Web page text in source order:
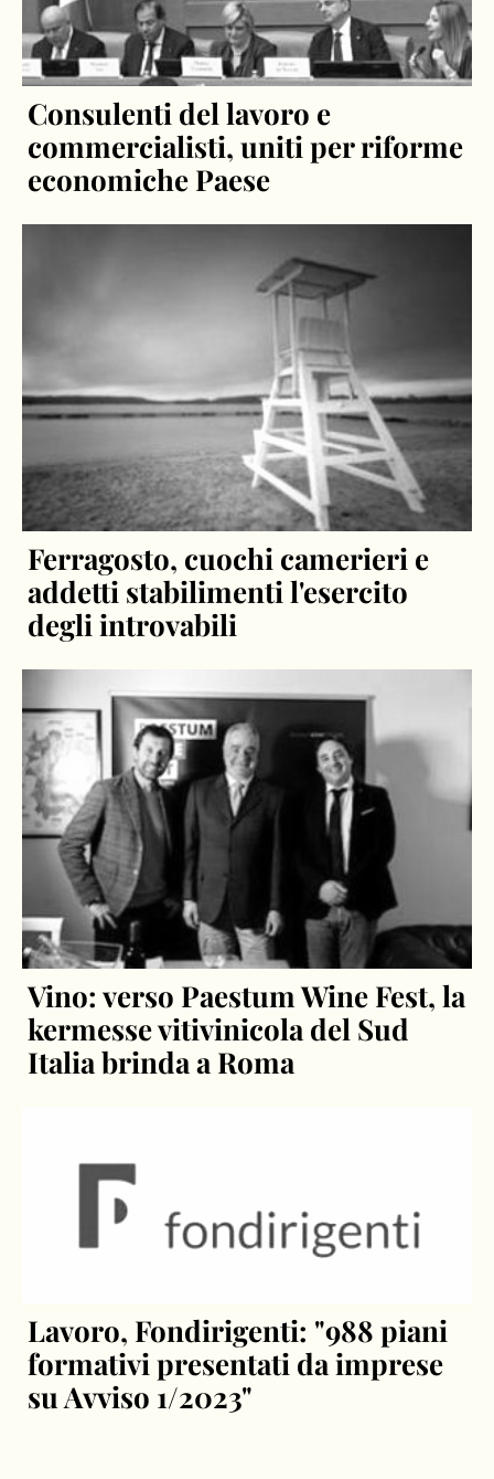
Consulenti del lavoro e
commercialisti, uniti per riforme
economiche Paese
Ferragosto, cuochi camerieri e
addetti stabilimenti l'esercito
degli introvabili
Vino: verso Paestum Wine Fest, la
kermesse vitivinicola del Sud
Italia brinda a Roma
Lavoro, Fondirigenti: "988 piani
formativi presentati da imprese
su Avviso 1/2023"